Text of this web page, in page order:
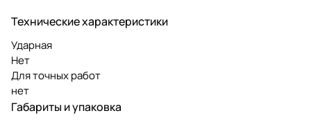
Технические характеристики
Ударная
Нет
Для точных работ
нет
Габариты и упаковка